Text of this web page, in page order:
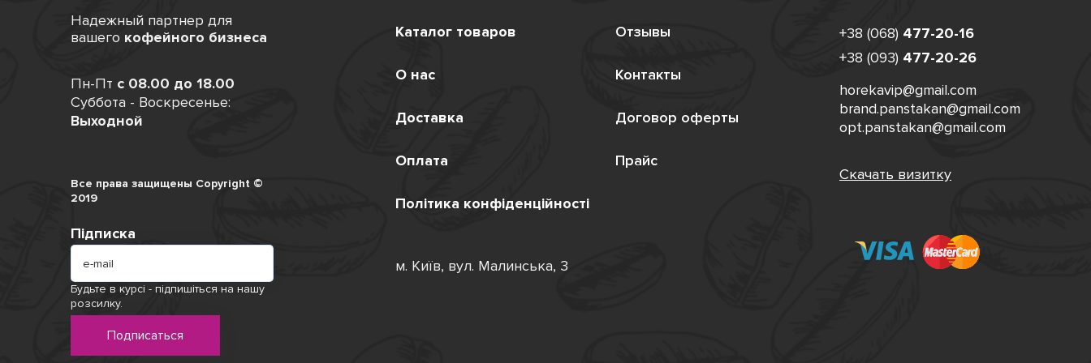
Надежный партнер для
вашего кофейного бизнеса
Пн-Пт с 08.00 до 18.00
Суббота - Воскресенье:
Выходной
Все права защищены Copyright ©
2019
Підписка
Будьте в курсі - підпишіться на нашу
розсилку.
Подписаться
Каталог товаров Отзывы
О нас Контакты
Доставка Договор оферты
Оплата Прайс
Політика конфіденційності
+38 (068) 477-20-16
+38 (093) 477-20-26
horekavip@gmail.com
brand.panstakan@gmail.com
opt.panstakan@gmail.com
Скачать визитку
м. Київ, вул. Малинська, 3